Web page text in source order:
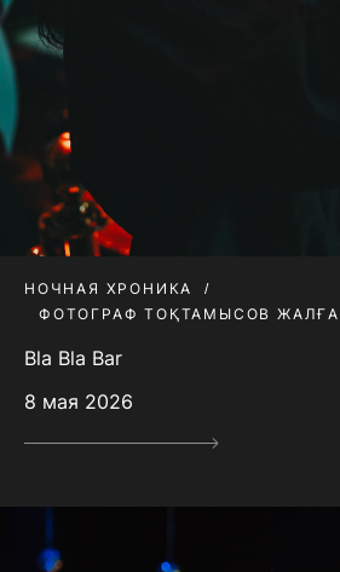
НОЧНАЯ ХРОНИКА
ФОТОГРАФ ТОҚТАМЫСОВ
Bla Bla Bar
8 мая 2026